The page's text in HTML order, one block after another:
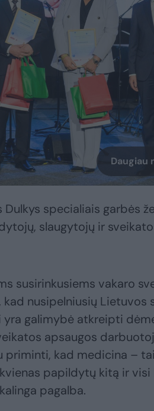
Daugiau
specialiais garbės
slaugytojų ir
susirinkusiems vakaro
nusipelniusių Lietuvos
galimybė atkreipti
apsaugos
kad medicina –
papildytų kitą ir visi
pagalba.